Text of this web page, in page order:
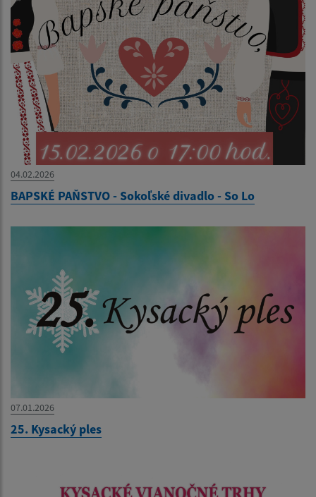
04.02.2026
BAPSKÉ PAŇSTVO - Sokoľské divadlo - So Lo
07.01.2026
25. Kysacký ples